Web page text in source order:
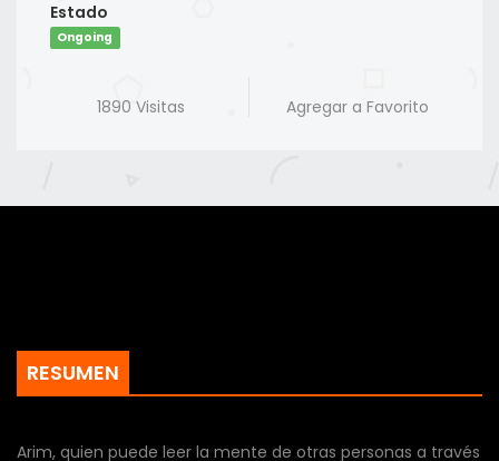
Estado
Ongoing
1890 Visitas Agregar a Favorito
RESUMEN
Arim, quien puede leer la mente de otras personas a través